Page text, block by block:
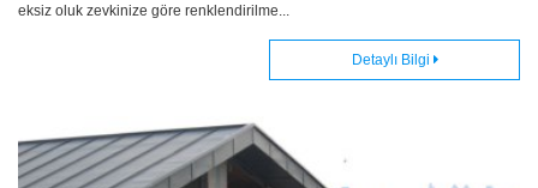
eksiz oluk zevkinize göre renklendirilme...
Detaylı Bilgi